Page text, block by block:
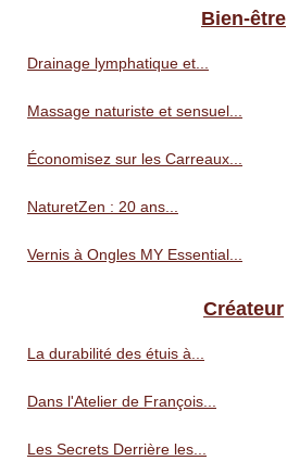
Bien-être
Drainage lymphatique et...
Massage naturiste et sensuel...
Économisez sur les Carreaux...
NaturetZen : 20 ans...
Vernis à Ongles MY Essential...
Créateur
La durabilité des étuis à...
Dans l'Atelier de François...
Les Secrets Derrière les...